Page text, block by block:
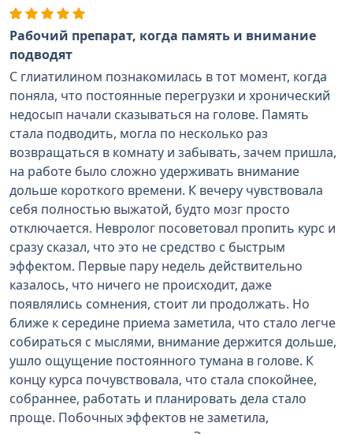
Рабочий препарат, когда память и внимание
подводят
С глиатилином познакомилась в тот момент, когда
поняла, что постоянные перегрузки и хронический
недосып начали сказываться на голове. Память
стала подводить, могла по несколько раз
возвращаться в комнату и забывать, зачем пришла,
на работе было сложно удерживать внимание
дольше короткого времени. К вечеру чувствовала
себя полностью выжатой, будто мозг просто
отключается. Невролог посоветовал пропить курс и
сразу сказал, что это не средство с быстрым
эффектом. Первые пару недель действительно
казалось, что ничего не происходит, даже
появлялись сомнения, стоит ли продолжать. Но
ближе к середине приема заметила, что стало легче
собираться с мыслями, внимание держится дольше,
ушло ощущение постоянного тумана в голове. К
концу курса почувствовала, что стала спокойнее,
собраннее, работать и планировать дела стало
проще. Побочных эффектов не заметила,